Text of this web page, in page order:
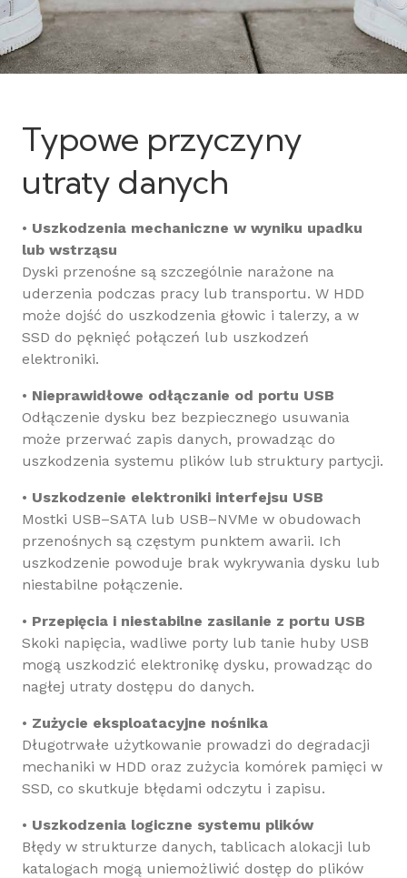
Typowe przyczyny
utraty danych
• Uszkodzenia mechaniczne w wyniku upadku
lub wstrząsu
Dyski przenośne są szczególnie narażone na
uderzenia podczas pracy lub transportu. W HDD
może dojść do uszkodzenia głowic i talerzy, a w
SSD do pęknięć połączeń lub uszkodzeń
elektroniki.
• Nieprawidłowe odłączanie od portu USB
Odłączenie dysku bez bezpiecznego usuwania
może przerwać zapis danych, prowadząc do
uszkodzenia systemu plików lub struktury partycji.
• Uszkodzenie elektroniki interfejsu USB
Mostki USB–SATA lub USB–NVMe w obudowach
przenośnych są częstym punktem awarii. Ich
uszkodzenie powoduje brak wykrywania dysku lub
niestabilne połączenie.
• Przepięcia i niestabilne zasilanie z portu USB
Skoki napięcia, wadliwe porty lub tanie huby USB
mogą uszkodzić elektronikę dysku, prowadząc do
nagłej utraty dostępu do danych.
• Zużycie eksploatacyjne nośnika
Długotrwałe użytkowanie prowadzi do degradacji
mechaniki w HDD oraz zużycia komórek pamięci w
SSD, co skutkuje błędami odczytu i zapisu.
• Uszkodzenia logiczne systemu plików
Błędy w strukturze danych, tablicach alokacji lub
katalogach mogą uniemożliwić dostęp do plików